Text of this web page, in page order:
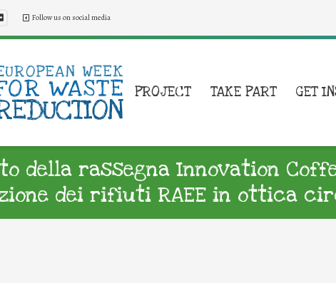
Follow us on social media
PROJECT TAKE PART GET
della rassegna Innovation
dei rifiuti RAEE in ottica